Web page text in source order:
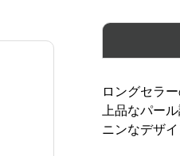
ロングセラ
上品なパー
ニンなデザイ